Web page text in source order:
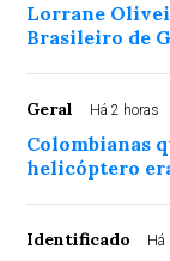
Lorrane
Brasileiro de
Geral Há 2 horas
Colombianas
helicóptero
Identificado Há